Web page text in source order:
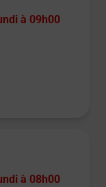
à 09h00
à 08h00